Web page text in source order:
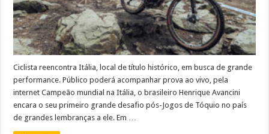
Ciclista reencontra Itália, local de título histórico, em busca de grande
performance. Público poderá acompanhar prova ao vivo, pela
internet Campeão mundial na Itália, o brasileiro Henrique Avancini
encara o seu primeiro grande desafio pós-Jogos de Tóquio no país
de grandes lembranças a ele. Em …